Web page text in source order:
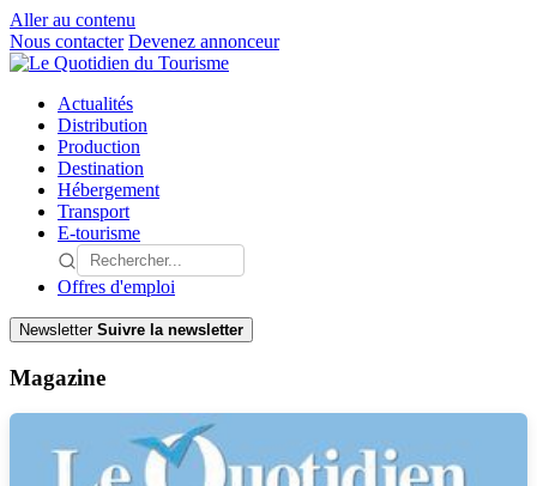
Aller au contenu
Nous contacter Devenez annonceur
Actualités
Distribution
Production
Destination
Hébergement
Transport
E-tourisme
Offres d'emploi
Newsletter Suivre la newsletter
Magazine